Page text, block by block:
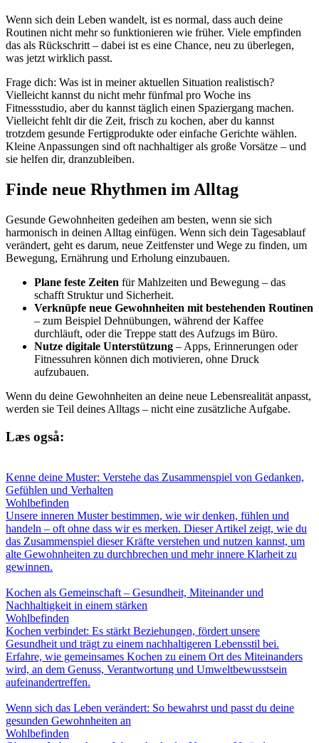
Wenn sich dein Leben wandelt, ist es normal, dass auch deine
Routinen nicht mehr so funktionieren wie früher. Viele empfinden
das als Rückschritt – dabei ist es eine Chance, neu zu überlegen,
was jetzt wirklich passt.
Frage dich: Was ist in meiner aktuellen Situation realistisch?
Vielleicht kannst du nicht mehr fünfmal pro Woche ins
Fitnessstudio, aber du kannst täglich einen Spaziergang machen.
Vielleicht fehlt dir die Zeit, frisch zu kochen, aber du kannst
trotzdem gesunde Fertigprodukte oder einfache Gerichte wählen.
Kleine Anpassungen sind oft nachhaltiger als große Vorsätze – und
sie helfen dir, dranzubleiben.
Finde neue Rhythmen im Alltag
Gesunde Gewohnheiten gedeihen am besten, wenn sie sich
harmonisch in deinen Alltag einfügen. Wenn sich dein Tagesablauf
verändert, geht es darum, neue Zeitfenster und Wege zu finden, um
Bewegung, Ernährung und Erholung einzubauen.
Plane feste Zeiten für Mahlzeiten und Bewegung – das
schafft Struktur und Sicherheit.
Verknüpfe neue Gewohnheiten mit bestehenden Routinen
– zum Beispiel Dehnübungen, während der Kaffee
durchläuft, oder die Treppe statt des Aufzugs im Büro.
Nutze digitale Unterstützung – Apps, Erinnerungen oder
Fitnessuhren können dich motivieren, ohne Druck
aufzubauen.
Wenn du deine Gewohnheiten an deine neue Lebensrealität anpasst,
werden sie Teil deines Alltags – nicht eine zusätzliche Aufgabe.
Læs også:
Kenne deine Muster: Verstehe das Zusammenspiel von Gedanken,
Gefühlen und Verhalten
Wohlbefinden
Unsere inneren Muster bestimmen, wie wir denken, fühlen und
handeln – oft ohne dass wir es merken. Dieser Artikel zeigt, wie du
das Zusammenspiel dieser Kräfte verstehen und nutzen kannst, um
alte Gewohnheiten zu durchbrechen und mehr innere Klarheit zu
gewinnen.
Kochen als Gemeinschaft – Gesundheit, Miteinander und
Nachhaltigkeit in einem stärken
Wohlbefinden
Kochen verbindet: Es stärkt Beziehungen, fördert unsere
Gesundheit und trägt zu einem nachhaltigeren Lebensstil bei.
Erfahre, wie gemeinsames Kochen zu einem Ort des Miteinanders
wird, an dem Genuss, Verantwortung und Umweltbewusstsein
aufeinandertreffen.
Wenn sich das Leben verändert: So bewahrst und passt du deine
gesunden Gewohnheiten an
Wohlbefinden